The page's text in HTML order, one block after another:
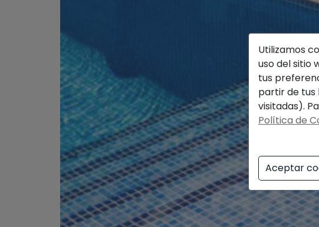
Utilizamos
uso del sitio
tus
partir de tus
visitadas).
Política de
Aceptar